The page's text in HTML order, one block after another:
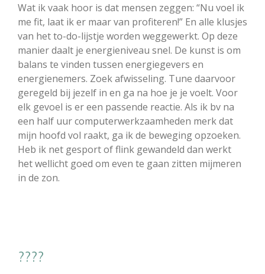
Wat ik vaak hoor is dat mensen zeggen: “Nu voel ik
me fit, laat ik er maar van profiteren!” En alle klusjes
van het to-do-lijstje worden weggewerkt. Op deze
manier daalt je energieniveau snel. De kunst is om
balans te vinden tussen energiegevers en
energienemers. Zoek afwisseling. Tune daarvoor
geregeld bij jezelf in en ga na hoe je je voelt. Voor
elk gevoel is er een passende reactie. Als ik bv na
een half uur computerwerkzaamheden merk dat
mijn hoofd vol raakt, ga ik de beweging opzoeken.
Heb ik net gesport of flink gewandeld dan werkt
het wellicht goed om even te gaan zitten mijmeren
in de zon.
????